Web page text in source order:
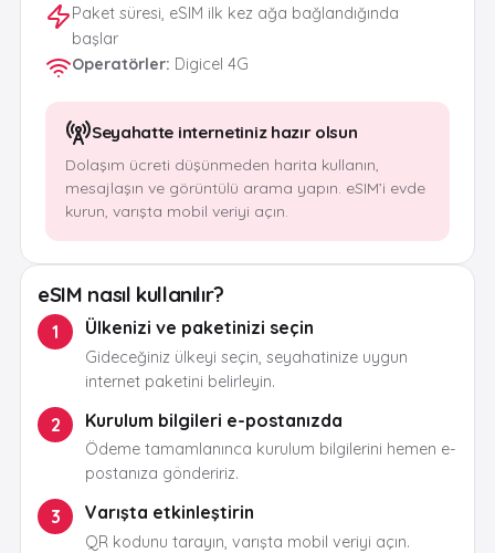
Paket süresi, eSIM ilk kez ağa bağlandığında
başlar
Operatörler: Digicel 4G
Seyahatte internetiniz hazır olsun
Dolaşım ücreti düşünmeden harita kullanın,
mesajlaşın ve görüntülü arama yapın. eSIM’i evde
kurun, varışta mobil veriyi açın.
eSIM nasıl kullanılır?
1 Ülkenizi ve paketinizi seçin
Gideceğiniz ülkeyi seçin, seyahatinize uygun
internet paketini belirleyin.
2 Kurulum bilgileri e-postanızda
Ödeme tamamlanınca kurulum bilgilerini hemen e-
postanıza göndeririz.
3 Varışta etkinleştirin
QR kodunu tarayın, varışta mobil veriyi açın.